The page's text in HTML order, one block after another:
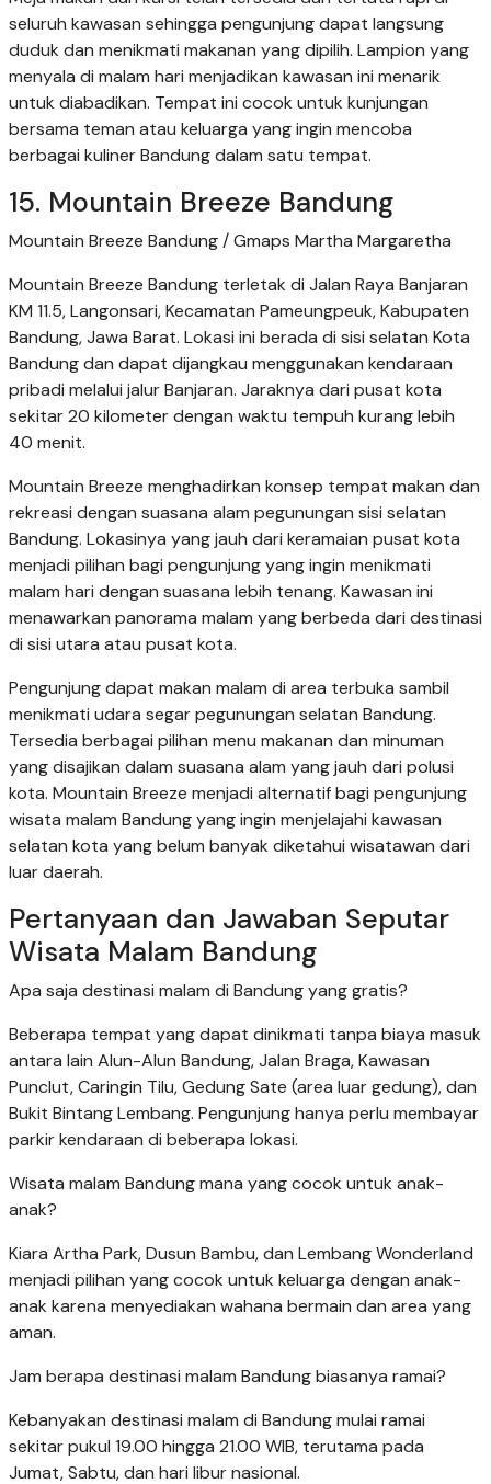
seluruh kawasan sehingga pengunjung dapat langsung
duduk dan menikmati makanan yang dipilih. Lampion yang
menyala di malam hari menjadikan kawasan ini menarik
untuk diabadikan. Tempat ini cocok untuk kunjungan
bersama teman atau keluarga yang ingin mencoba
berbagai kuliner Bandung dalam satu tempat.
15. Mountain Breeze Bandung
Mountain Breeze Bandung / Gmaps Martha Margaretha
Mountain Breeze Bandung terletak di Jalan Raya Banjaran
KM 11.5, Langonsari, Kecamatan Pameungpeuk, Kabupaten
Bandung, Jawa Barat. Lokasi ini berada di sisi selatan Kota
Bandung dan dapat dijangkau menggunakan kendaraan
pribadi melalui jalur Banjaran. Jaraknya dari pusat kota
sekitar 20 kilometer dengan waktu tempuh kurang lebih
40 menit.
Mountain Breeze menghadirkan konsep tempat makan dan
rekreasi dengan suasana alam pegunungan sisi selatan
Bandung. Lokasinya yang jauh dari keramaian pusat kota
menjadi pilihan bagi pengunjung yang ingin menikmati
malam hari dengan suasana lebih tenang. Kawasan ini
menawarkan panorama malam yang berbeda dari destinasi
di sisi utara atau pusat kota.
Pengunjung dapat makan malam di area terbuka sambil
menikmati udara segar pegunungan selatan Bandung.
Tersedia berbagai pilihan menu makanan dan minuman
yang disajikan dalam suasana alam yang jauh dari polusi
kota. Mountain Breeze menjadi alternatif bagi pengunjung
wisata malam Bandung yang ingin menjelajahi kawasan
selatan kota yang belum banyak diketahui wisatawan dari
luar daerah.
Pertanyaan dan Jawaban Seputar
Wisata Malam Bandung
Apa saja destinasi malam di Bandung yang gratis?
Beberapa tempat yang dapat dinikmati tanpa biaya masuk
antara lain Alun-Alun Bandung, Jalan Braga, Kawasan
Punclut, Caringin Tilu, Gedung Sate (area luar gedung), dan
Bukit Bintang Lembang. Pengunjung hanya perlu membayar
parkir kendaraan di beberapa lokasi.
Wisata malam Bandung mana yang cocok untuk anak-
anak?
Kiara Artha Park, Dusun Bambu, dan Lembang Wonderland
menjadi pilihan yang cocok untuk keluarga dengan anak-
anak karena menyediakan wahana bermain dan area yang
aman.
Jam berapa destinasi malam Bandung biasanya ramai?
Kebanyakan destinasi malam di Bandung mulai ramai
sekitar pukul 19.00 hingga 21.00 WIB, terutama pada
Jumat, Sabtu, dan hari libur nasional.